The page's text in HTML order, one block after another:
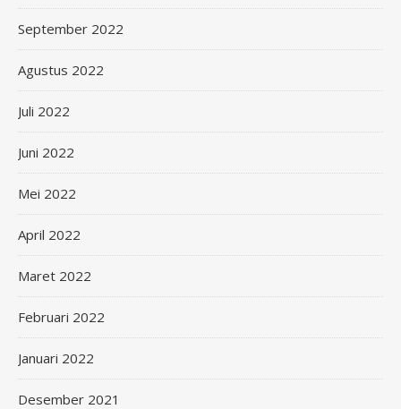
September 2022
Agustus 2022
Juli 2022
Juni 2022
Mei 2022
April 2022
Maret 2022
Februari 2022
Januari 2022
Desember 2021